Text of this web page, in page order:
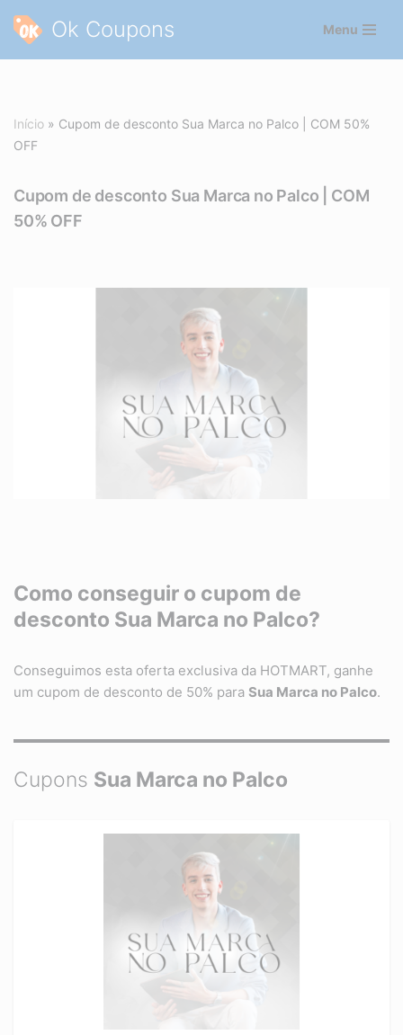
Pular
Ok Coupons Menu
Início » Cupom de desconto Sua Marca no Palco | COM 50%
OFF
Cupom de desconto Sua Marca no Palco | COM
50% OFF
Como conseguir o cupom de
desconto Sua Marca no Palco?
Conseguimos esta oferta exclusiva da HOTMART, ganhe
um cupom de desconto de 50% para Sua Marca no Palco.
Cupons Sua Marca no Palco